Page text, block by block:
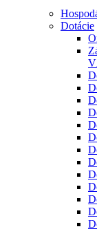
Dotácie